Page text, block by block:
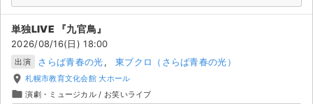
単独LIVE 『九官鳥』
2026/08/16(日) 18:00
出演 さらば青春の光 東ブクロ（さらば青春の光）
place 札幌市教育文化会館 大ホール
folder 演劇・ミュージカル / お笑いライブ